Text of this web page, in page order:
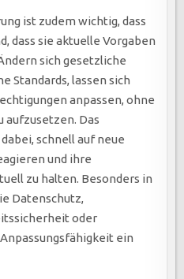
ist zudem wichtig, dass
dass sie aktuelle Vorgaben
sich gesetzliche
Standards, lassen sich
anpassen, ohne
aufzusetzen. Das
schnell auf neue
und ihre
zu halten. Besonders in
Datenschutz,
oder
ein